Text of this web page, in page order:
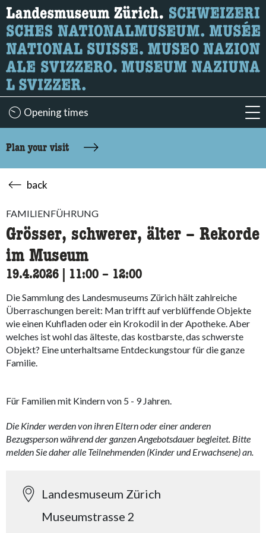
What are you looking for?
Here you can search for content on the page.
Opening times
Plan your visit
back
FAMILIENFÜHRUNG
Grösser, schwerer, älter – Rekorde
im Museum
19.4.2026 11:00 accessibility.time_to
– 12:00
Die Sammlung des Landesmuseums Zürich hält zahlreiche
Überraschungen bereit: Man trifft auf verblüffende Objekte
wie einen Kuhfladen oder ein Krokodil in der Apotheke. Aber
welches ist wohl das älteste, das kostbarste, das schwerste
Objekt? Eine unterhaltsame Entdeckungstour für die ganze
Familie.
Für Familien mit Kindern von 5 - 9 Jahren.
Die Kinder werden von ihren Eltern oder einer anderen
Bezugsperson während der ganzen Angebotsdauer begleitet. Bitte
melden Sie daher alle Teilnehmenden (Kinder und Erwachsene) an.
Landesmuseum Zürich
Museumstrasse 2